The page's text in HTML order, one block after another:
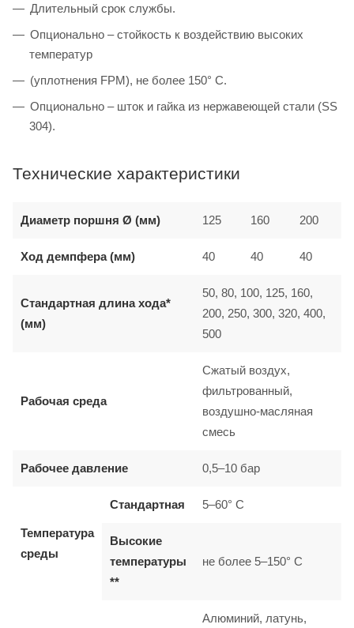
Длительный срок службы.
Опционально – стойкость к воздействию высоких
температур
(уплотнения FPM), не более 150° C.
Опционально – шток и гайка из нержавеющей стали (SS
304).
Технические характеристики
Диаметр поршня Ø (мм) 125 160 200
Ход демпфера (мм) 40 40 40
Стандартная длина хода*
(мм)
50, 80, 100, 125, 160,
200, 250, 300, 320, 400,
500
Рабочая среда
Сжатый воздух,
фильтрованный,
воздушно-масляная
смесь
Рабочее давление 0,5–10 бар
Температура
среды
Стандартная 5–60° C
Высокие
температуры
**
не более 5–150° C
Алюминий, латунь,